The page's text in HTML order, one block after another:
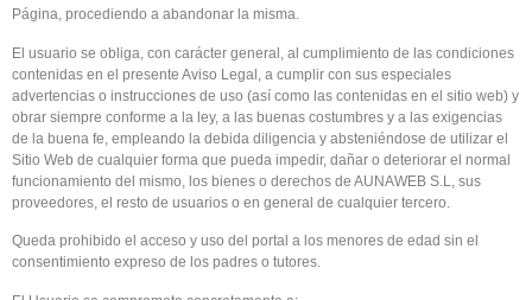
Página, procediendo a abandonar la misma.
El usuario se obliga, con carácter general, al cumplimiento de las condiciones
contenidas en el presente Aviso Legal, a cumplir con sus especiales
advertencias o instrucciones de uso (así como las contenidas en el sitio web) y
obrar siempre conforme a la ley, a las buenas costumbres y a las exigencias
de la buena fe, empleando la debida diligencia y absteniéndose de utilizar el
Sitio Web de cualquier forma que pueda impedir, dañar o deteriorar el normal
funcionamiento del mismo, los bienes o derechos de AUNAWEB S.L, sus
proveedores, el resto de usuarios o en general de cualquier tercero.
Queda prohibido el acceso y uso del portal a los menores de edad sin el
consentimiento expreso de los padres o tutores.